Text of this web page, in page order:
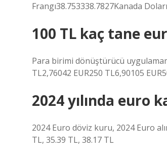
Frangı38.753338.7827Kanada
100 TL kaç tane
Para birimi dönüştürücü
TL2,76042 EUR250 TL6,90105
2024 yılında euro
2024 Euro döviz kuru, 2024 Euro
TL, 35.39 TL, 38.17 TL